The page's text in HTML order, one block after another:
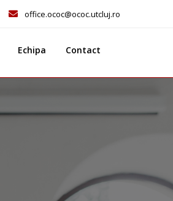
office.ococ@ococ.utcluj.ro
Echipa Contact